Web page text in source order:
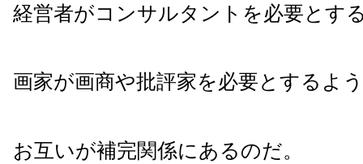
経営者がコンサルタントを必要とす
画家が画商や批評家を必要とするよ
お互いが補完関係にあるのだ。